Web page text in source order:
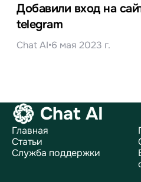
Добавили вход на
telegram
Chat AI•6 мая 2023 г.
Chat AI
Главная
Статьи
Служба поддержки